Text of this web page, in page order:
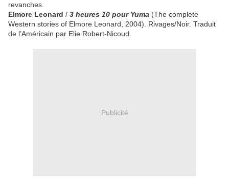
revanches.
Elmore Leonard / 3 heures 10 pour Yuma (The complete
Western stories of Elmore Leonard, 2004). Rivages/Noir. Traduit
de l’Américain par Elie Robert-Nicoud.
Publicité